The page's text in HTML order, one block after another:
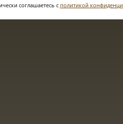
соглашаетесь с политикой